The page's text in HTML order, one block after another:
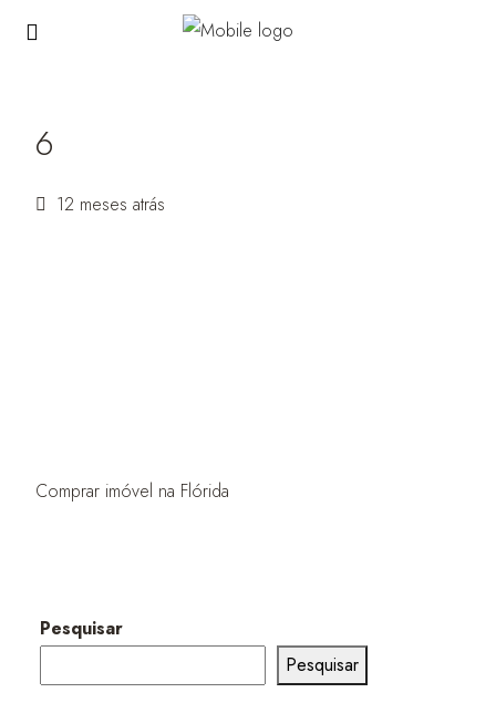
6
12 meses atrás
Comprar imóvel na Flórida
Pesquisar
Pesquisar